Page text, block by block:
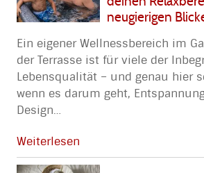
neugierigen
Ein eigener Wellnessbereich im
der Terrasse ist für viele der
Lebensqualität – und genau hier
wenn es darum geht,
Design…
Weiterlesen